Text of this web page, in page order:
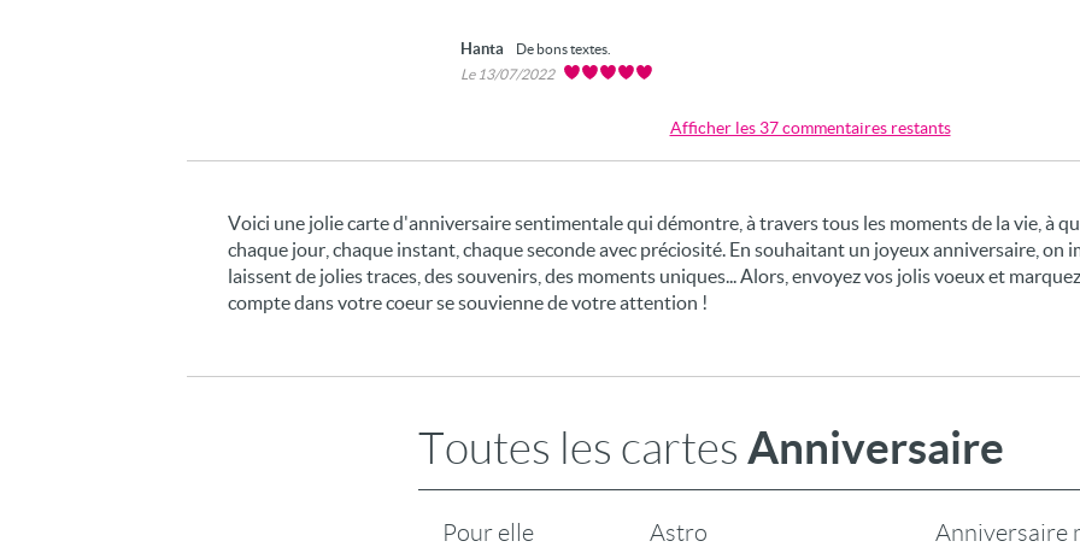
Hanta
De bons textes.
Le 13/07/2022
Afficher les 37 commentaires restants
Voici une jolie carte d'anniversaire sentimentale qui démontre, à travers tous les moments de la vie, à
chaque jour, chaque instant, chaque seconde avec préciosité. En souhaitant un joyeux anniversaire, on
laissent de jolies traces, des souvenirs, des moments uniques... Alors, envoyez vos jolis voeux et
compte dans votre coeur se souvienne de votre attention !
Toutes les cartes Anniversaire
Pour elle
Astro
Anniversaire